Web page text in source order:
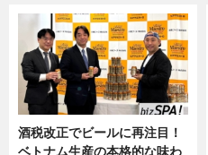
酒税改正でビールに再注目！
ベトナム生産の本格的な味わ